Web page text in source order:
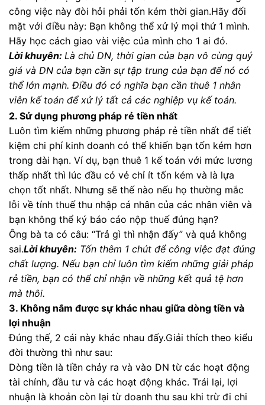
công việc này đòi hỏi phải tốn kém thời gian.Hãy đối
mặt với điều này: Bạn không thể xử lý mọi thứ 1 mình.
Hãy học cách giao vài việc của mình cho 1 ai đó.
Lời khuyên: Là chủ DN, thời gian của bạn vô cùng quý
giá và DN của bạn cần sự tập trung của bạn để nó có
thể lớn mạnh. Điều đó có nghĩa bạn cần thuê 1 nhân
viên kế toán để xử lý tất cả các nghiệp vụ kế toán.
2. Sử dụng phương pháp rẻ tiền nhất
Luôn tìm kiếm những phương pháp rẻ tiền nhất để tiết
kiệm chi phí kinh doanh có thể khiến bạn tốn kém hơn
trong dài hạn. Ví dụ, bạn thuê 1 kế toán với mức lương
thấp nhất thì lúc đầu có vẻ chỉ ít tốn kém và là lựa
chọn tốt nhất. Nhưng sẽ thế nào nếu họ thường mắc
lỗi về tính thuế thu nhập cá nhân của các nhân viên và
bạn không thể ký báo cáo nộp thuế đúng hạn?
Ông bà ta có câu: “Trả gì thì nhận đấy” và quả không
sai.Lời khuyên: Tốn thêm 1 chút để công việc đạt đúng
chất lượng. Nếu bạn chỉ luôn tìm kiếm những giải pháp
rẻ tiền, bạn có thể chỉ nhận về những kết quả tệ hơn
mà thôi.
3. Không nắm được sự khác nhau giữa dòng tiền và
lợi nhuận
Đúng thế, 2 cái này khác nhau đấy.Giải thích theo kiểu
đời thường thì như sau:
Dòng tiền là tiền chảy ra và vào DN từ các hoạt động
tài chính, đầu tư và các hoạt động khác. Trái lại, lợi
nhuận là khoản còn lại từ doanh thu sau khi trừ đi chi